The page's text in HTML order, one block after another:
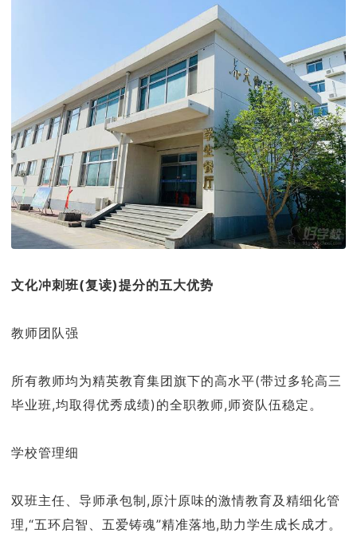
文化冲刺班(复读)提分的五大优势
教师团队强
所有教师均为精英教育集团旗下的高水平(带过多轮高三
毕业班,均取得优秀成绩)的全职教师,师资队伍稳定。
学校管理细
双班主任、导师承包制,原汁原味的激情教育及精细化管
理,“五环启智、五爱铸魂”精准落地,助力学生成长成才。